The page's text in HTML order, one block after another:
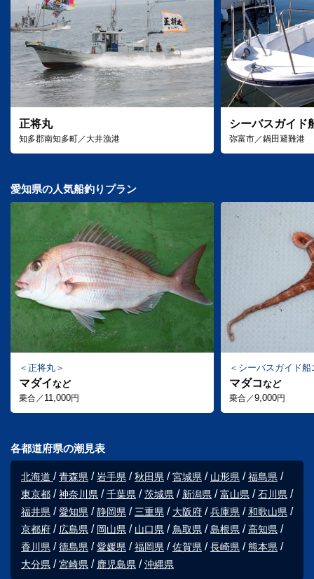
正将丸
知多郡南知多町／大井漁港
シーバスガイド
弥富市／鍋田避難港
愛知県の人気船釣りプラン
正将丸
マダイなど
乗合／ 11,000円
シーバスガイド船
マダコなど
乗合／9,000円
各都道府県の潮見表
北海道 青森県 岩手県 秋田県 宮城県 山形県
福島県
東京都
神奈川県 千葉県 茨城県 新潟県 富山県
石川県
福井県
愛知県 静岡県 三重県 大阪府 兵庫県
和歌山県
京都府
広島県 岡山県 山口県 鳥取県 島根県
高知県
香川県
徳島県 愛媛県 福岡県 佐賀県 長崎県
熊本県
大分県
宮崎県 鹿児島県 沖縄県